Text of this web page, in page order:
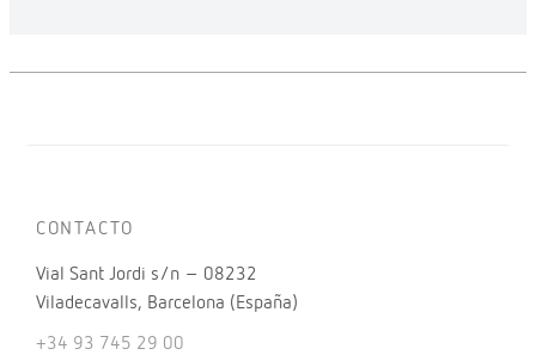
CONTACTO
Vial Sant Jordi s/n – 08232
Viladecavalls, Barcelona (España)
+34 93 745 29 00